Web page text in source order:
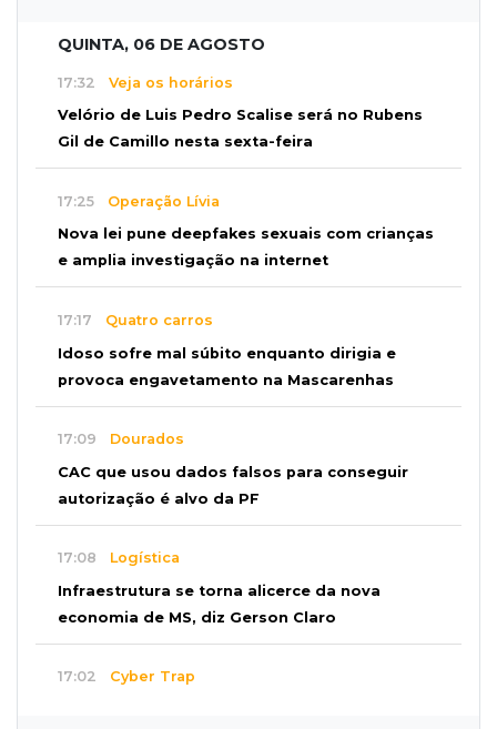
QUINTA, 06 DE AGOSTO
17:32 Veja os horários
Velório de Luis Pedro Scalise será no Rubens
Gil de Camillo nesta sexta-feira
17:25 Operação Lívia
Nova lei pune deepfakes sexuais com crianças
e amplia investigação na internet
17:17 Quatro carros
Idoso sofre mal súbito enquanto dirigia e
provoca engavetamento na Mascarenhas
17:09 Dourados
CAC que usou dados falsos para conseguir
autorização é alvo da PF
17:08 Logística
Infraestrutura se torna alicerce da nova
economia de MS, diz Gerson Claro
17:02 Cyber Trap